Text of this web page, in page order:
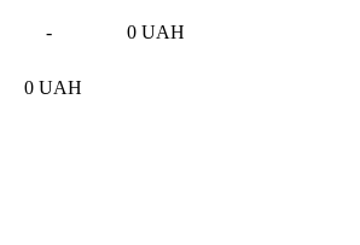
-
0 UAH
0 UAH